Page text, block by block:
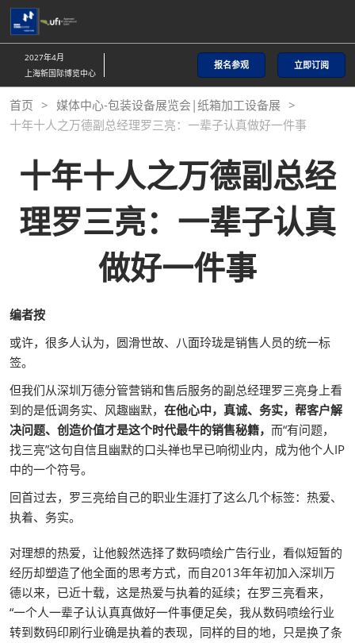
直
接
跳
至
内
容
2027年4月
上海新国际博览中心
报名参观 立即订阅
首页
媒体中心-包装设备展览会|纸箱加工设备展
十年十人之万德副总经理罗三亮：一辈子认真做好一件事
十年十人之万德副总经
理罗三亮：一辈子认真
做好一件事
编者按
或许，很多人认为，圆滑世故、八面玲珑是销售人员的统一标
签。
但我们从深圳万德分管营销和售后服务的副总经理罗三亮身上看
到的是低调务实、风趣幽默， 在他心中，真诚、务实，帮客户解
决问题、创造价值才是这个时代最牛的销售秘籍， 而“有问题，
找三亮”这句自信且幽默的口头禅也早已响彻业内，成为他个人IP
中的一个符号。
回首过去，罗三亮给自己的职业生涯打了这么几个标签：热爱、
执着、务实。
对理想的热爱，让他毅然选择了数码喷绘广告行业，看似短暂的
经历却塑造了他全面的思考方式，而自2013年年初加入深圳万
德以来，已近十载，这是热爱与执着的延续；在罗三亮看来，
“一个人一辈子认认真真做好一件事便足矣，我从数码喷绘行业
转到数码印刷行业确是执着的表现，同样的目的地，只是换了条